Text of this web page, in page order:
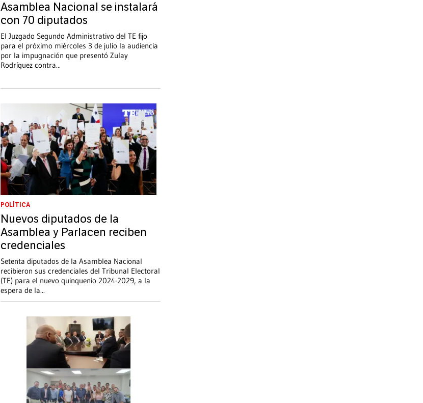
Asamblea Nacional se instalará
con 70 diputados
El Juzgado Segundo Administrativo del TE fijo
para el próximo miércoles 3 de julio la audiencia
por la impugnación que presentó Zulay
Rodríguez contra...
POLÍTICA
Nuevos diputados de la
Asamblea y Parlacen reciben
credenciales
Setenta diputados de la Asamblea Nacional
recibieron sus credenciales del Tribunal Electoral
(TE) para el nuevo quinquenio 2024-2029, a la
espera de la...